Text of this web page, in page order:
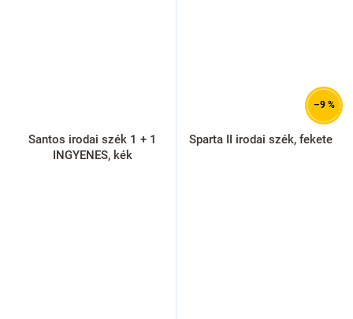
Santos irodai szék 1 + 1
INGYENES, kék
–9 %
Sparta II irodai szék, fekete